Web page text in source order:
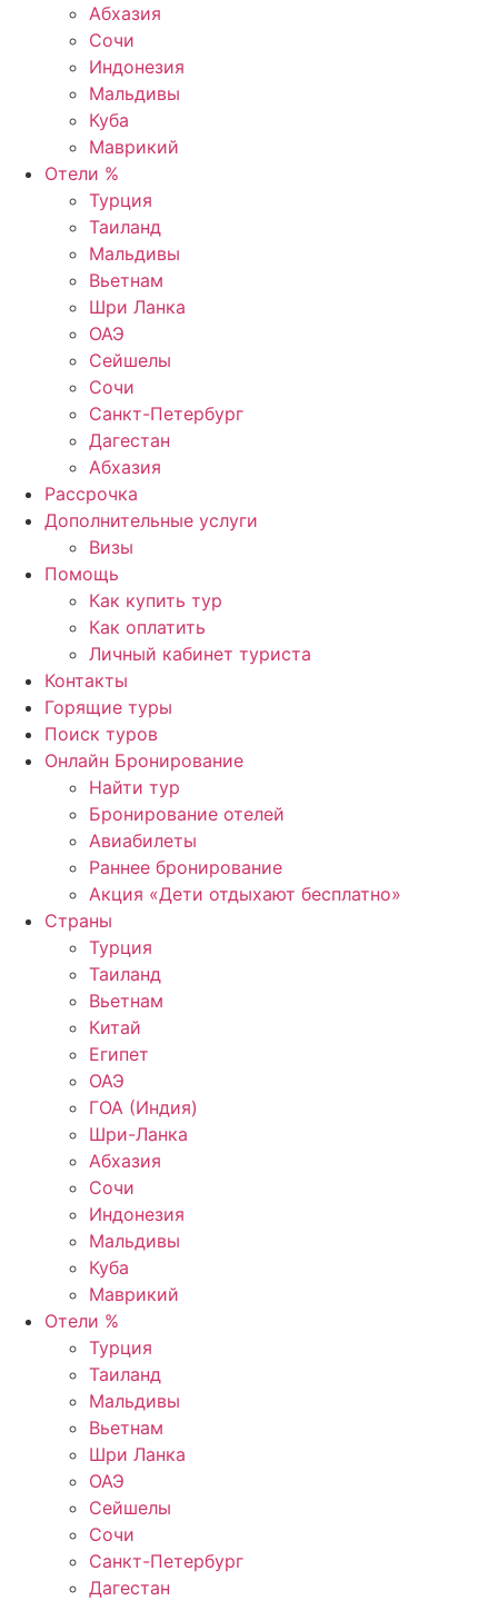
Абхазия
Сочи
Индонезия
Мальдивы
Куба
Маврикий
Отели %
Турция
Таиланд
Мальдивы
Вьетнам
Шри Ланка
ОАЭ
Сейшелы
Сочи
Санкт-Петербург
Дагестан
Абхазия
Рассрочка
Дополнительные услуги
Визы
Помощь
Как купить тур
Как оплатить
Личный кабинет туриста
Контакты
Горящие туры
Поиск туров
Онлайн Бронирование
Найти тур
Бронирование отелей
Авиабилеты
Раннее бронирование
Акция «Дети отдыхают бесплатно»
Страны
Турция
Таиланд
Вьетнам
Китай
Египет
ОАЭ
ГОА (Индия)
Шри-Ланка
Абхазия
Сочи
Индонезия
Мальдивы
Куба
Маврикий
Отели %
Турция
Таиланд
Мальдивы
Вьетнам
Шри Ланка
ОАЭ
Сейшелы
Сочи
Санкт-Петербург
Дагестан